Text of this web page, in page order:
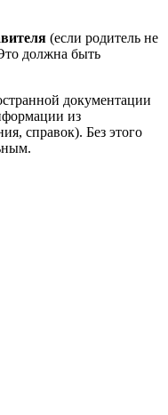
(если родитель не
должна быть
документации
из
справок). Без этого